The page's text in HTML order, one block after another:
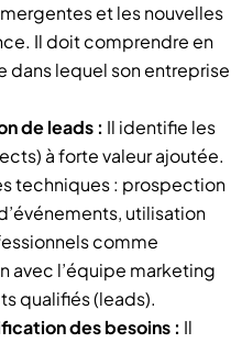
et les nouvelles
Il doit comprendre en
dans lequel son entreprise
de leads : Il identifie les
à forte valeur ajoutée.
techniques : prospection
utilisation
comme
avec l’équipe marketing
qualifiés (leads).
des besoins : Il